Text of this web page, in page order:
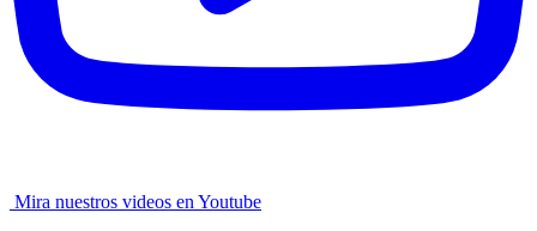
Mira nuestros videos en Youtube